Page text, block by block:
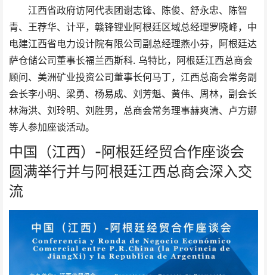
江西省政府访阿代表团谢志锋、陈俊、舒永忠、陈智
青、王荐华、计平，赣锋锂业阿根廷区域总经理罗晓峰，中
电建江西省电力设计院有限公司副总经理燕小芬，阿根廷达
萨仓储公司董事长福兰西斯科. 乌特比，阿根廷江西总商会
顾问、美洲矿业投资公司董事长何马丁，江西总商会常务副
会长李小明、梁勇、杨易成、刘芳魁、黄伟、周林，副会长
林海洪、刘玲明、刘胜男，总商会常务理事赫爽清、卢方娜
等人参加座谈活动。
中国（江西）-阿根廷经贸合作座谈会
圆满举行并与阿根廷江西总商会深入交
流